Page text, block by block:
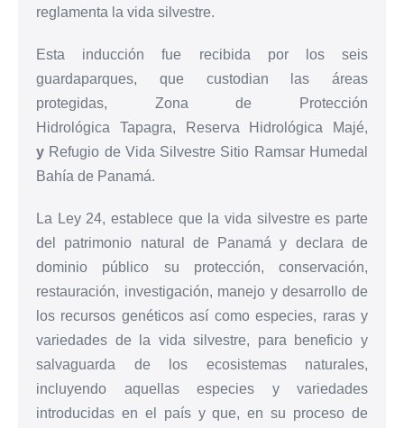
reglamenta la vida silvestre.
Esta inducción fue recibida por los seis
guardaparques, que custodian las áreas
protegidas, Zona de Protección
Hidrológica Tapagra, Reserva Hidrológica Majé,
y Refugio de Vida Silvestre Sitio Ramsar Humedal
Bahía de Panamá.
La Ley 24, establece que la vida silvestre es parte
del patrimonio natural de Panamá y declara de
dominio público su protección, conservación,
restauración, investigación, manejo y desarrollo de
los recursos genéticos así como especies, raras y
variedades de la vida silvestre, para beneficio y
salvaguarda de los ecosistemas naturales,
incluyendo aquellas especies y variedades
introducidas en el país y que, en su proceso de